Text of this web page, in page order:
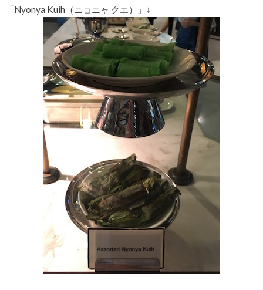
「Nyonya Kuih（ニョニャ クエ）」↓